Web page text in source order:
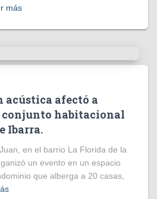
más
afectó a
conjunto habitacional
Ibarra.
en el barrio La Florida de la
un evento en un espacio
que alberga a 20 casas,